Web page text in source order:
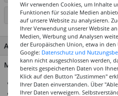
SEITE
ARTIKEL MERKMALE & DETAILS
Material: 100% Baumwolle
Top-Preis-Leistungsverhältnis
100 % Baumwolle
Wir verwenden Cookies, um Inhalte
Funktionen für soziale Medien
auf unsere Website zu analysieren.
Ihrer Verwendung unserer Website
Medien, Werbung und Analysen
der Europäischen Union, etwa in den
Google: Datenschutz und
kann nicht ausgeschlossen werden,
bereits gespeicherten Daten von
Klick auf den Button "Zustimmen"
Ihrer Daten einverstanden. Über
Ihrer Daten verweigern.